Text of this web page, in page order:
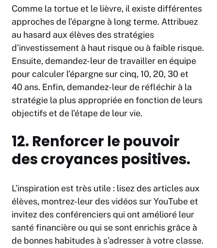
Comme la tortue et le lièvre, il existe différentes
approches de l’épargne à long terme. Attribuez
au hasard aux élèves des stratégies
d’investissement à haut risque ou à faible risque.
Ensuite, demandez-leur de travailler en équipe
pour calculer l’épargne sur cinq, 10, 20, 30 et
40 ans. Enfin, demandez-leur de réfléchir à la
stratégie la plus appropriée en fonction de leurs
objectifs et de l’étape de leur vie.
12. Renforcer le pouvoir
des croyances positives.
L’inspiration est très utile : lisez des articles aux
élèves, montrez-leur des vidéos sur YouTube et
invitez des conférenciers qui ont amélioré leur
santé financière ou qui se sont enrichis grâce à
de bonnes habitudes à s’adresser à votre classe.